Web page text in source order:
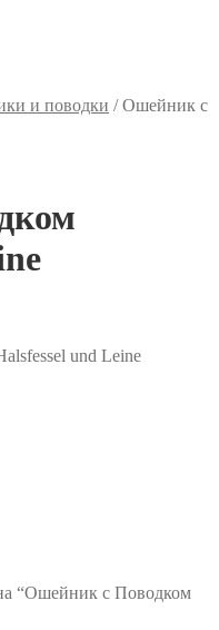
и поводки /Ошейник с
und Leine
“Ошейник с Поводком